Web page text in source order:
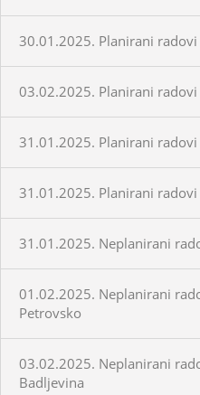
30.01.2025. Planirani
03.02.2025. Planirani
31.01.2025. Planirani
31.01.2025. Planirani
31.01.2025. Neplanirani
01.02.2025. Neplanirani
Petrovsko
03.02.2025. Neplanirani
Badljevina